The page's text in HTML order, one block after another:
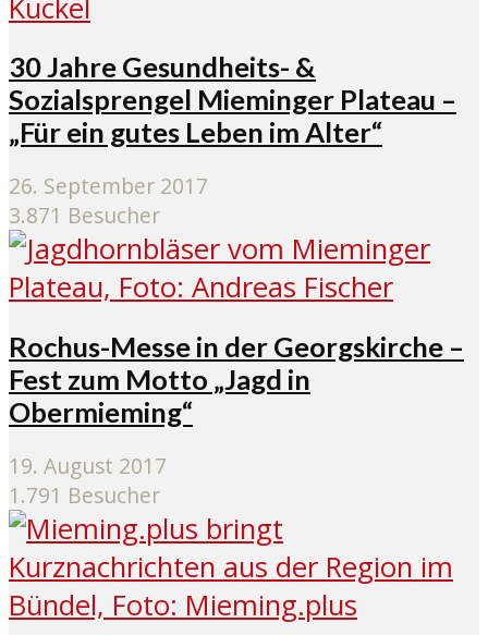
30 Jahre Gesundheits- &
Sozialsprengel Mieminger Plateau –
„Für ein gutes Leben im Alter“
26. September 2017
3.871 Besucher
Rochus-Messe in der Georgskirche –
Fest zum Motto „Jagd in
Obermieming“
19. August 2017
1.791 Besucher